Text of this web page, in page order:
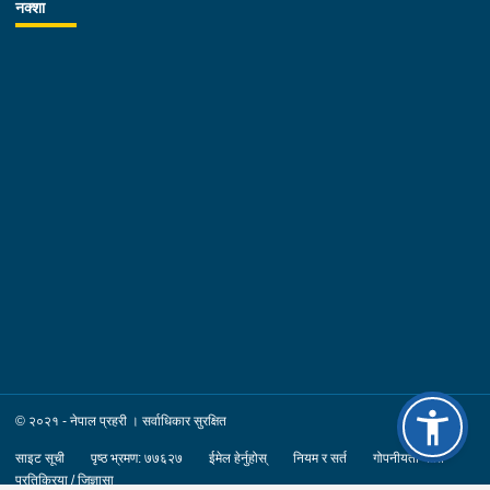
व्यवस्थित र प्रभावकारीरुपमा कार्यान्वयन गर्न निर्देशन दिनु भएको छ ।
नक्शा
© २०२१ - नेपाल प्रहरी । सर्वाधिकार सुरक्षित
साइट सूची पृष्ठ भ्रमण: ७७६२७ ईमेल हेर्नुहोस् नियम र सर्त
गोपनीयता नीति
प्रतिक्रिया / जिज्ञासा